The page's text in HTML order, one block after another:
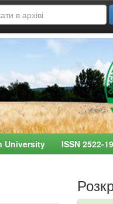
University ISSN 2522-